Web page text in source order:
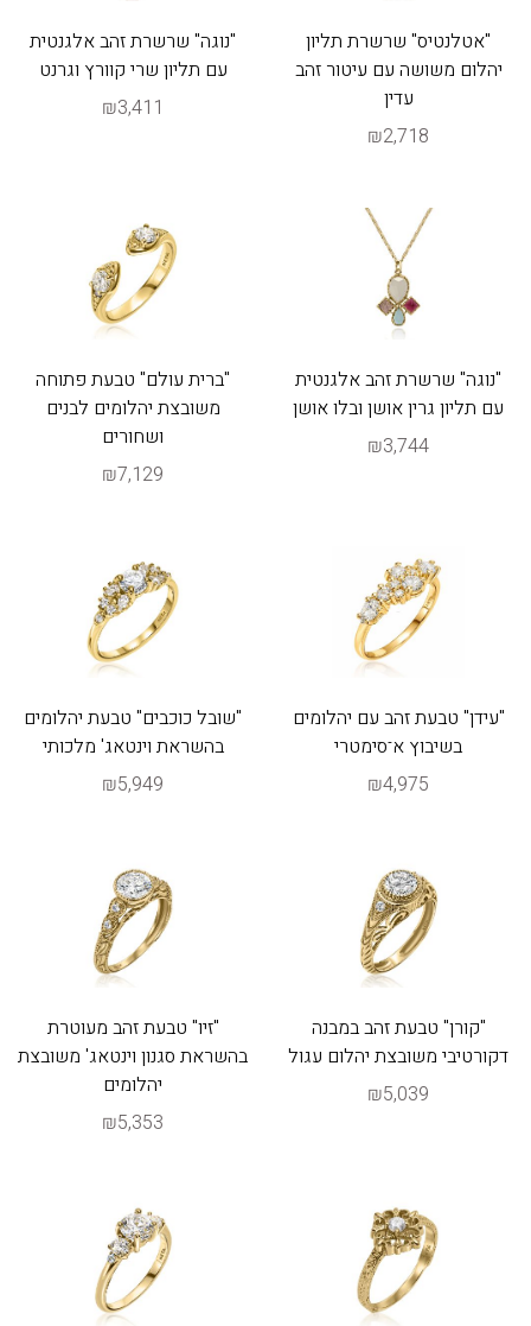
"אטלנטיס" שרשרת תליון
יהלום משושה עם עיטור זהב
עדין
₪2,718
"נוגה" שרשרת זהב אלגנטית
עם תליון שרי קוורץ וגרנט
₪3,411
"נוגה" שרשרת זהב אלגנטית
עם תליון גרין אושן ובלו אושן
₪3,744
"ברית עולם" טבעת פתוחה
משובצת יהלומים לבנים
ושחורים
₪7,129
"עידן" טבעת זהב עם יהלומים
בשיבוץ א־סימטרי
₪4,975
"שובל כוכבים" טבעת יהלומים
בהשראת וינטאג' מלכותי
₪5,949
"קורן" טבעת זהב במבנה
דקורטיבי משובצת יהלום עגול
₪5,039
"זיו" טבעת זהב מעוטרת
בהשראת סגנון וינטאג' משובצת
יהלומים
₪5,353